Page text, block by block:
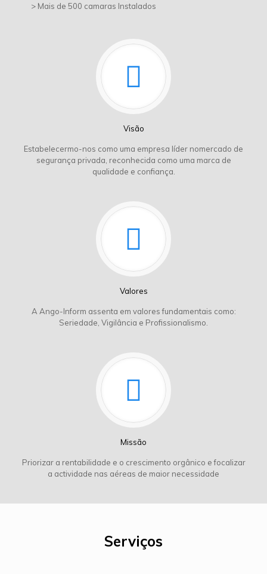
> Mais de 500 camaras Instalados
Visão
Estabelecermo-nos como uma empresa líder nomercado de
segurança privada, reconhecida como uma marca de
qualidade e confiança.
Valores
A Ango-Inform assenta em valores fundamentais como:
Seriedade, Vigilância e Profissionalismo.
Missão
Priorizar a rentabilidade e o crescimento orgânico e focalizar
a actividade nas aéreas de maior necessidade
Serviços